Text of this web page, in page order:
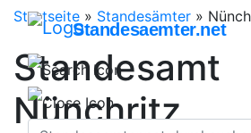
Standesaemter.net
Startseite » Standesämter »
Standesamt
Nünchritz